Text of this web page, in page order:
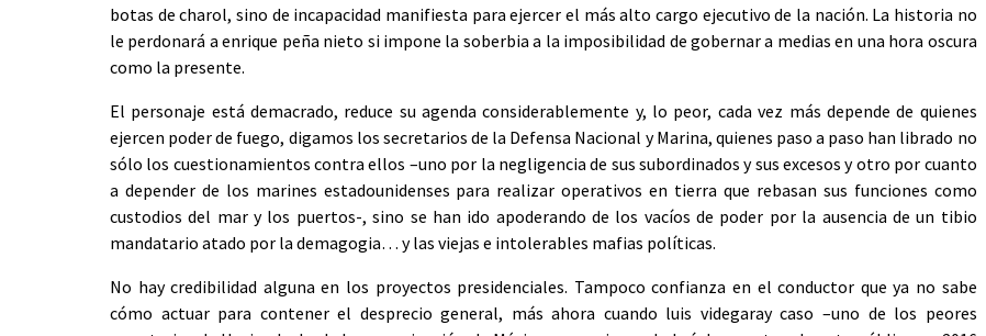
botas de charol, sino de incapacidad manifiesta para ejercer el más alto cargo ejecutivo de la nación. La historia no
le perdonará a enrique peña nieto si impone la soberbia a la imposibilidad de gobernar a medias en una hora oscura
como la presente.
El personaje está demacrado, reduce su agenda considerablemente y, lo peor, cada vez más depende de quienes
ejercen poder de fuego, digamos los secretarios de la Defensa Nacional y Marina, quienes paso a paso han librado no
sólo los cuestionamientos contra ellos –uno por la negligencia de sus subordinados y sus excesos y otro por cuanto
a depender de los marines estadounidenses para realizar operativos en tierra que rebasan sus funciones como
custodios del mar y los puertos-, sino se han ido apoderando de los vacíos de poder por la ausencia de un tibio
mandatario atado por la demagogia… y las viejas e intolerables mafias políticas.
No hay credibilidad alguna en los proyectos presidenciales. Tampoco confianza en el conductor que ya no sabe
cómo actuar para contener el desprecio general, más ahora cuando luis videgaray caso –uno de los peores